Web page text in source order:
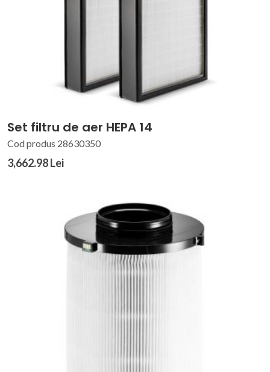
Set filtru de aer HEPA 14
Cod produs 28630350
3,662.98 Lei